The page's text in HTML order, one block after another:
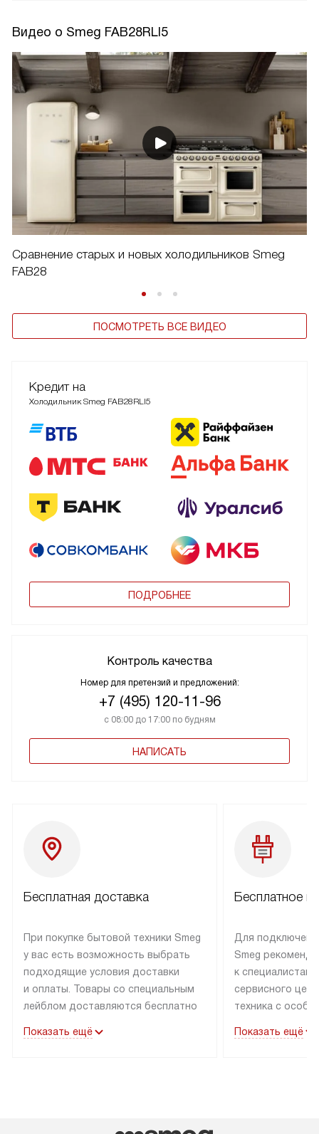
Видео о Smeg FAB28RLI5
Сравнение старых и новых холодильников Smeg
FAB28
ПОСМОТРЕТЬ ВСЕ ВИДЕО
Кредит на
Холодильник Smeg FAB28RLI5
ПОДРОБНЕЕ
Контроль качества
Номер для претензий и предложений:
+7 (495) 120-11-96
с 08:00 до 17:00 по будням
НАПИСАТЬ
Бесплатная доставка
При покупке бытовой техники Smeg
у вас есть возможность выбрать
подходящие условия доставки
и оплаты. Товары со специальным
лейблом доставляются бесплатно
до подъезда. Доставка за пределы
Показать ещё
Бесплатное
Для
Smeg
к специалистам
сервисного
техника с
коммуникациям.
Показать ещё